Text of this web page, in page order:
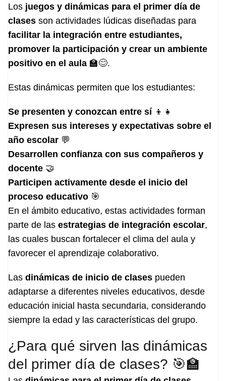
Los juegos y dinámicas para el primer día de
clases son actividades lúdicas diseñadas para
facilitar la integración entre estudiantes,
promover la participación y crear un ambiente
positivo en el aula 🏫😊.
Estas dinámicas permiten que los estudiantes:
Se presenten y conozcan entre sí 👦👧
Expresen sus intereses y expectativas sobre el
año escolar 💬
Desarrollen confianza con sus compañeros y
docente 🤝
Participen activamente desde el inicio del
proceso educativo 🎯
En el ámbito educativo, estas actividades forman
parte de las estrategias de integración escolar,
las cuales buscan fortalecer el clima del aula y
favorecer el aprendizaje colaborativo.
Las dinámicas de inicio de clases pueden
adaptarse a diferentes niveles educativos, desde
educación inicial hasta secundaria, considerando
siempre la edad y las características del grupo.
¿Para qué sirven las dinámicas
del primer día de clases? 🎯🏫